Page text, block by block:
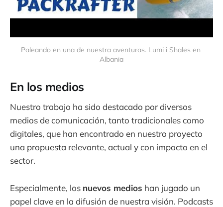
Paleando en una de nuestra aventuras. Lumi i Shales en
Albania
En los medios
Nuestro trabajo ha sido destacado por diversos
medios de comunicación, tanto tradicionales como
digitales, que han encontrado en nuestro proyecto
una propuesta relevante, actual y con impacto en el
sector.
Especialmente, los nuevos medios han jugado un
papel clave en la difusión de nuestra visión. Podcasts